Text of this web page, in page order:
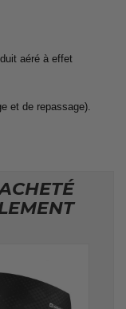
aéré à effet
et de repassage).